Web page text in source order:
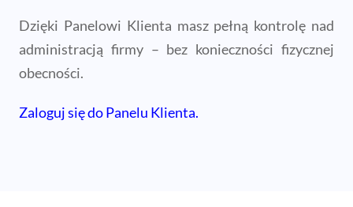
Dzięki Panelowi Klienta masz pełną kontrolę nad
administracją firmy – bez konieczności fizycznej
obecności.
Zaloguj się do Panelu Klienta.